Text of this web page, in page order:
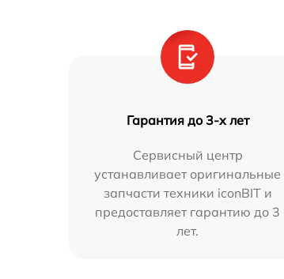
Гарантия до 3-х лет
Сервисный центр
устанавливает оригинальные
запчасти техники iconBIT и
предоставляет гарантию до 3
лет.